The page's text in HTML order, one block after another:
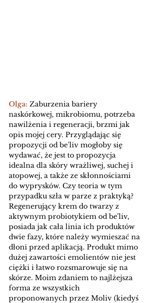
Olga: Zaburzenia bariery
naskórkowej, mikrobiomu, potrzeba
nawilżenia i regeneracji, brzmi jak
opis mojej cery. Przyglądając się
propozycji od be'liv mogłoby się
wydawać, że jest to propozycja
idealna dla skóry wrażliwej, suchej i
atopowej, a także ze skłonnościami
do wyprysków. Czy teoria w tym
przypadku szła w parze z praktyką?
Regenerujący krem do twarzy z
aktywnym probiotykiem od be'liv,
posiada jak cała linia ich produktów
dwie fazy, które należy wymieszać na
dłoni przed aplikacją. Produkt mimo
dużej zawartości emolientów nie jest
ciężki i łatwo rozsmarowuje się na
skórze. Moim zdaniem to najlżejsza
forma ze wszystkich
proponowanych przez Moliv (kiedyś